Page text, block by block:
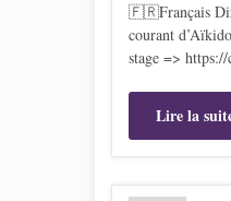
🇫🇷Français
courant
stage =>
Lire la